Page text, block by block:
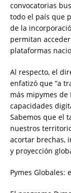
convocatorias
todo el país que
de la
permitan
plataformas
Al respecto, el
enfatizó que “a
más mipymes
capacidades
Sabemos que el
nuestros
acortar brechas,
y proyección
Pymes Globales: